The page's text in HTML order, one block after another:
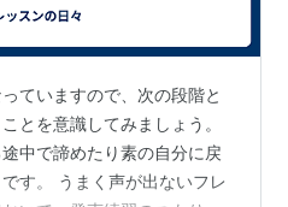
ていますので、次の段階と
とを意識してみましょう。
中で諦めたり素の自分に戻
す。 うまく声が出ないフレ